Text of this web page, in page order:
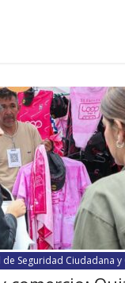
de Seguridad Ciudadana